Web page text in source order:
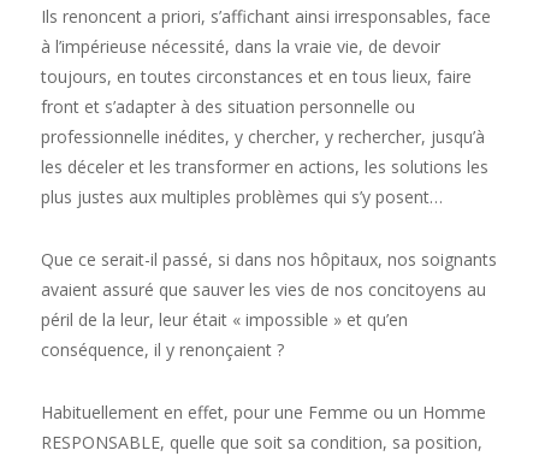
Ils renoncent a priori, s’affichant ainsi irresponsables, face
à l’impérieuse nécessité, dans la vraie vie, de devoir
toujours, en toutes circonstances et en tous lieux, faire
front et s’adapter à des situation personnelle ou
professionnelle inédites, y chercher, y rechercher, jusqu’à
les déceler et les transformer en actions, les solutions les
plus justes aux multiples problèmes qui s’y posent…
Que ce serait-il passé, si dans nos hôpitaux, nos soignants
avaient assuré que sauver les vies de nos concitoyens au
péril de la leur, leur était « impossible » et qu’en
conséquence, il y renonçaient ?
Habituellement en effet, pour une Femme ou un Homme
RESPONSABLE, quelle que soit sa condition, sa position,